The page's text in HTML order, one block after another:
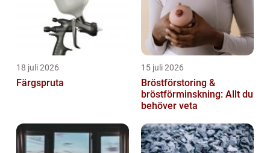
18 juli 2026
Färgspruta
15 juli 2026
Bröstförstoring &
bröstförminskning: Allt du
behöver veta